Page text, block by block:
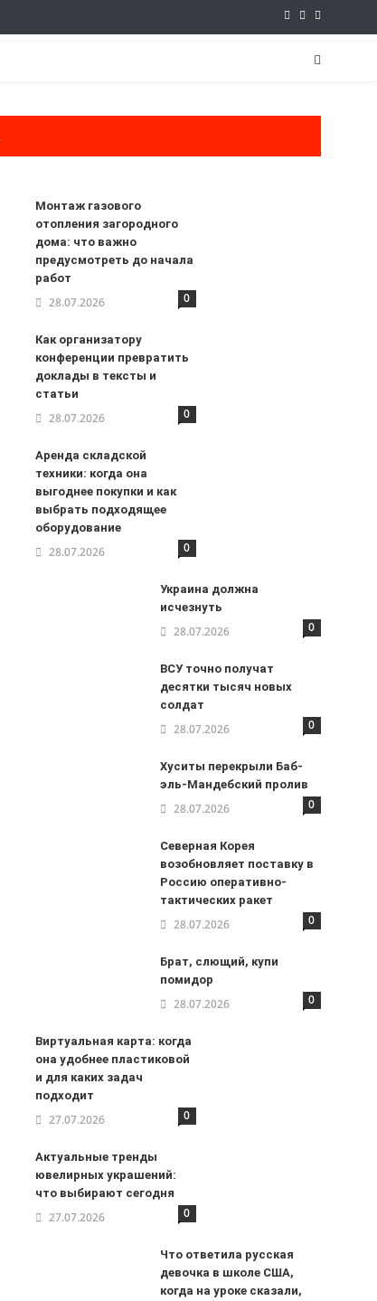
Монтаж газового
отопления загородного
дома: что важно
предусмотреть до начала
работ
28.07.2026 0
Как организатору
конференции превратить
доклады в тексты и
статьи
28.07.2026 0
Аренда складской
техники: когда она
выгоднее покупки и как
выбрать подходящее
оборудование
28.07.2026 0
Украина должна
исчезнуть
28.07.2026 0
ВСУ точно получат
десятки тысяч новых
солдат
28.07.2026 0
Хуситы перекрыли Баб-
эль-Мандебский пролив
28.07.2026 0
Северная Корея
возобновляет поставку в
Россию оперативно-
тактических ракет
28.07.2026 0
Брат, слющий, купи
помидор
28.07.2026 0
Виртуальная карта: когда
она удобнее пластиковой
и для каких задач
подходит
27.07.2026 0
Актуальные тренды
ювелирных украшений:
что выбирают сегодня
27.07.2026 0
Что ответила русская
девочка в школе США,
когда на уроке сказали,